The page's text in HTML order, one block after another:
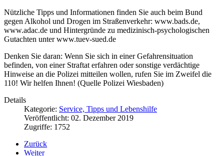
Nützliche Tipps und Informationen finden Sie auch beim Bund
gegen Alkohol und Drogen im Straßenverkehr: www.bads.de,
www.adac.de und Hintergründe zu medizinisch-psychologischen
Gutachten unter www.tuev-sued.de
Denken Sie daran: Wenn Sie sich in einer Gefahrensituation
befinden, von einer Straftat erfahren oder sonstige verdächtige
Hinweise an die Polizei mitteilen wollen, rufen Sie im Zweifel die
110! Wir helfen Ihnen! (Quelle Polizei Wiesbaden)
Details
Kategorie: Service, Tipps und Lebenshilfe
Veröffentlicht: 02. Dezember 2019
Zugriffe: 1752
Zurück
Weiter